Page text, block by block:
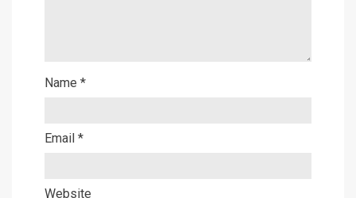
Name *
Email *
Website